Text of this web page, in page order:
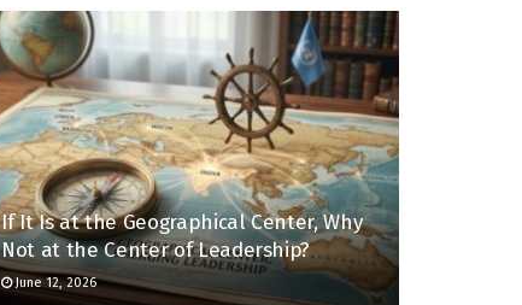
If It Is at the Geographical Center, Why
Not at the Center of Leadership?
June 12, 2026